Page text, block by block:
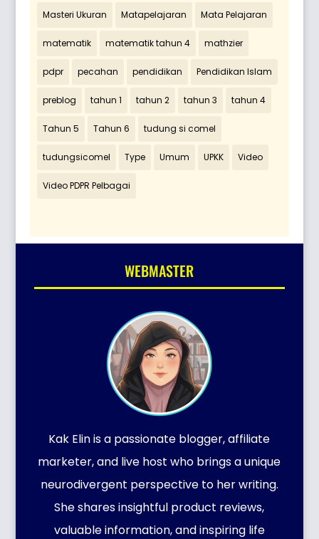
Masteri Ukuran Matapelajaran Mata Pelajaran
matematik matematik tahun 4 mathzier
pdpr pecahan pendidikan Pendidikan Islam
preblog tahun 1 tahun 2 tahun 3 tahun 4
Tahun 5 Tahun 6 tudung si comel
tudungsicomel Type Umum UPKK Video
Video PDPR Pelbagai
WEBMASTER
Kak Elin is a passionate blogger, affiliate
marketer, and live host who brings a unique
neurodivergent perspective to her writing.
She shares insightful product reviews,
valuable information, and inspiring life